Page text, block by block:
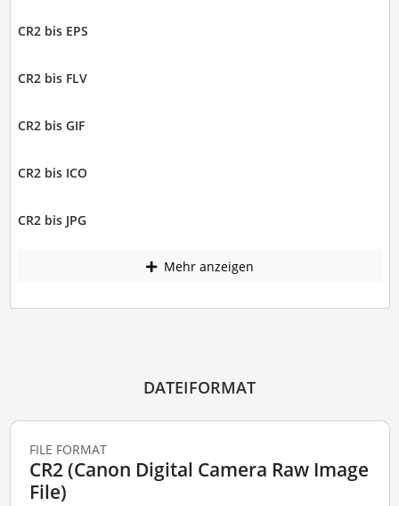
CR2 bis EPS
CR2 bis FLV
CR2 bis GIF
CR2 bis ICO
CR2 bis JPG
Mehr anzeigen
DATEIFORMAT
FILE FORMAT
CR2 (Canon Digital Camera Raw Image
File)